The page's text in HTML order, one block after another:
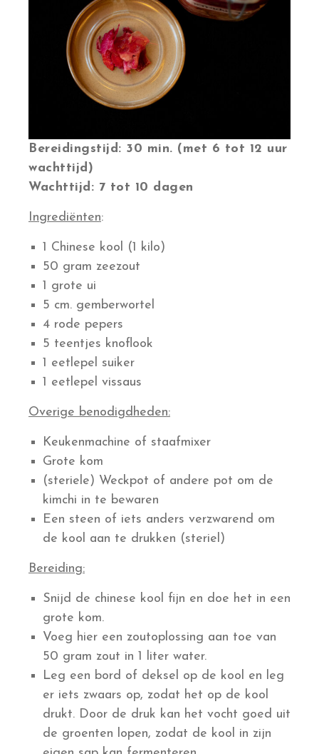
Bereidingstijd: 30 min. (met 6 tot 12 uur
wachttijd)
Wachttijd: 7 tot 10 dagen
Ingrediënten:
1 Chinese kool (1 kilo)
50 gram zeezout
1 grote ui
5 cm. gemberwortel
4 rode pepers
5 teentjes knoflook
1 eetlepel suiker
1 eetlepel vissaus
Overige benodigdheden:
Keukenmachine of staafmixer
Grote kom
(steriele) Weckpot of andere pot om de
kimchi in te bewaren
Een steen of iets anders verzwarend om
de kool aan te drukken (steriel)
Bereiding:
Snijd de chinese kool fijn en doe het in een
grote kom.
Voeg hier een zoutoplossing aan toe van
50 gram zout in 1 liter water.
Leg een bord of deksel op de kool en leg
er iets zwaars op, zodat het op de kool
drukt. Door de druk kan het vocht goed uit
de groenten lopen, zodat de kool in zijn